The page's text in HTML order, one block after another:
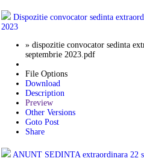
Dispozitie convocator sedinta
2023
» dispozitie convocator sedinta
septembrie 2023.pdf
File Options
Download
Description
Preview
Other Versions
Goto Post
Share
ANUNT SEDINTA extraordinara 22